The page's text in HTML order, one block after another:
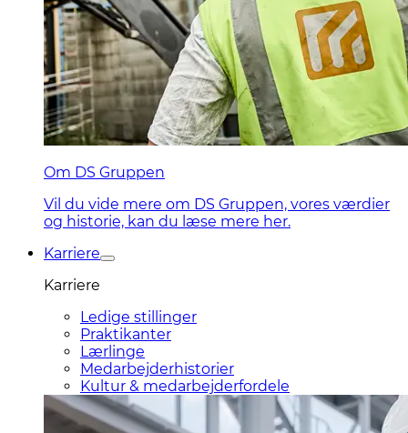
Om DS Gruppen
Vil du vide mere om DS Gruppen, vores værdier
og historie, kan du læse mere her.
Karriere
Karriere
Ledige stillinger
Praktikanter
Lærlinge
Medarbejderhistorier
Kultur & medarbejderfordele